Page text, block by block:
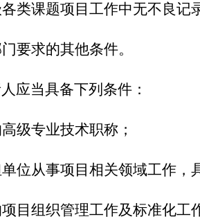
课题项目工作中无不良记
求的其他条件。
应当具备下列条件：
专业技术职称；
从事项目相关领域工作，
组织管理工作及标准化工